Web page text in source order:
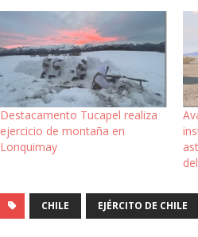
Destacamento Tucapel realiza
ejercicio de montaña en
Lonquimay
CHILE EJÉRCITO DE CHILE